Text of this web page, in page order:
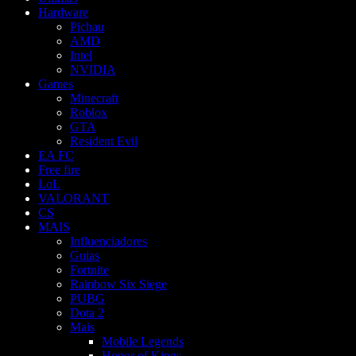
Hardware
Pichau
AMD
Intel
NVIDIA
Games
Minecraft
Roblox
GTA
Resident Evil
EA FC
Free fire
LoL
VALORANT
CS
MAIS
Influenciadores
Guias
Fortnite
Rainbow Six Siege
PUBG
Dota 2
Mais
Mobile Legends